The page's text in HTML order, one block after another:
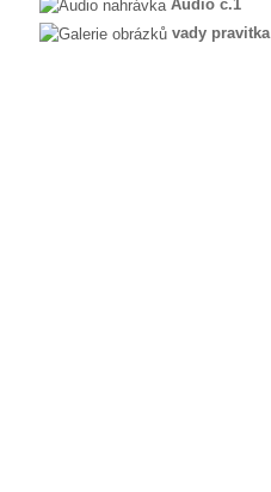
Audio č.1
vady pravitka